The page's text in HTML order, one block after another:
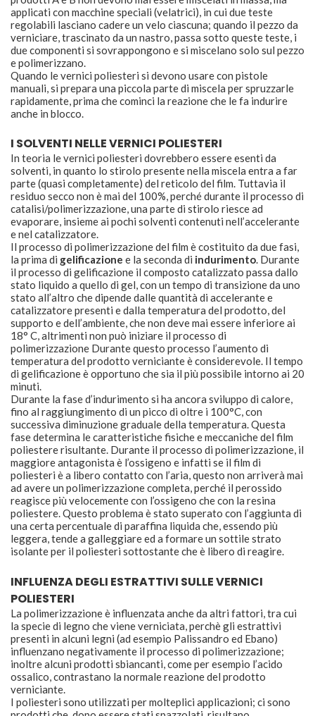
applicati con macchine speciali (velatrici), in cui due teste
regolabili lasciano cadere un velo ciascuna; quando il pezzo da
verniciare, trascinato da un nastro, passa sotto queste teste, i
due componenti si sovrappongono e si miscelano solo sul pezzo
e polimerizzano.
Quando le vernici poliesteri si devono usare con pistole
manuali, si prepara una piccola parte di miscela per spruzzarle
rapidamente, prima che cominci la reazione che le fa indurire
anche in blocco.
I SOLVENTI NELLE VERNICI POLIESTERI
In teoria le vernici poliesteri dovrebbero essere esenti da
solventi, in quanto lo stirolo presente nella miscela entra a far
parte (quasi completamente) del reticolo del film. Tuttavia il
residuo secco non è mai del 100%, perché durante il processo di
catalisi/polimerizzazione, una parte di stirolo riesce ad
evaporare, insieme ai pochi solventi contenuti nell’accelerante
e nel catalizzatore.
Il processo di polimerizzazione del film è costituito da due fasi,
la prima di gelificazione e la seconda di indurimento. Durante
il processo di gelificazione il composto catalizzato passa dallo
stato liquido a quello di gel, con un tempo di transizione da uno
stato all’altro che dipende dalle quantità di accelerante e
catalizzatore presenti e dalla temperatura del prodotto, del
supporto e dell’ambiente, che non deve mai essere inferiore ai
18° C, altrimenti non può iniziare il processo di
polimerizzazione Durante questo processo l’aumento di
temperatura del prodotto verniciante è considerevole. Il tempo
di gelificazione è opportuno che sia il più possibile intorno ai 20
minuti.
Durante la fase d’indurimento si ha ancora sviluppo di calore,
fino al raggiungimento di un picco di oltre i 100°C, con
successiva diminuzione graduale della temperatura. Questa
fase determina le caratteristiche fisiche e meccaniche del film
poliestere risultante. Durante il processo di polimerizzazione, il
maggiore antagonista è l’ossigeno e infatti se il film di
poliesteri è a libero contatto con l’aria, questo non arriverà mai
ad avere un polimerizzazione completa, perché il perossido
reagisce più velocemente con l’ossigeno che con la resina
poliestere. Questo problema è stato superato con l’aggiunta di
una certa percentuale di paraffina liquida che, essendo più
leggera, tende a galleggiare ed a formare un sottile strato
isolante per il poliesteri sottostante che è libero di reagire.
INFLUENZA DEGLI ESTRATTIVI SULLE VERNICI
POLIESTERI
La polimerizzazione è influenzata anche da altri fattori, tra cui
la specie di legno che viene verniciata, perchè gli estrattivi
presenti in alcuni legni (ad esempio Palissandro ed Ebano)
influenzano negativamente il processo di polimerizzazione;
inoltre alcuni prodotti sbiancanti, come per esempio l’acido
ossalico, contrastano la normale reazione del prodotto
verniciante.
I poliesteri sono utilizzati per molteplici applicazioni; ci sono